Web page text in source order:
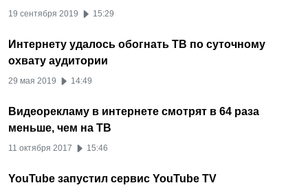
19 сентября 2019 15:29
Интернету удалось обогнать ТВ по суточному
охвату аудитории
29 мая 2019 14:49
Видеорекламу в интернете смотрят в 64 раза
меньше, чем на ТВ
11 октября 2017 15:46
YouTube запустил сервис YouTube TV